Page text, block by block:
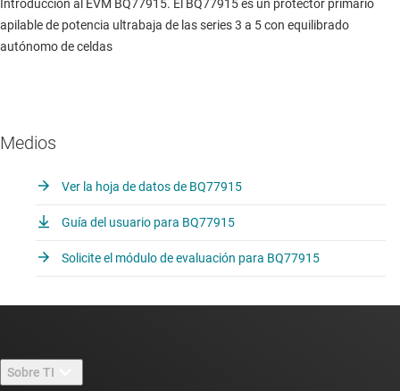
Introducción al EVM BQ77915. El BQ77915 es un protector primario
apilable de potencia ultrabaja de las series 3 a 5 con equilibrado
autónomo de celdas
Medios
Ver la hoja de datos de BQ77915
Guía del usuario para BQ77915
Solicite el módulo de evaluación para BQ77915
Sobre TI